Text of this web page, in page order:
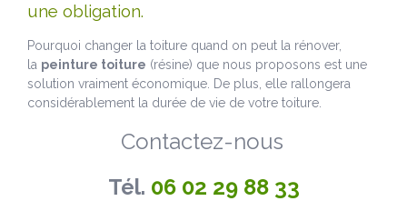
une obligation.
Pourquoi changer la toiture quand on peut la rénover,
la peinture toiture (résine) que nous proposons est une
solution vraiment économique. De plus, elle rallongera
considérablement la durée de vie de votre toiture.
Contactez-nous
Tél. 06 02 29 88 33